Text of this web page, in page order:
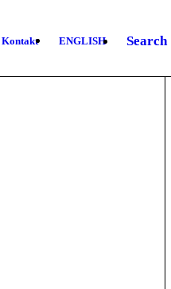
Kontakt ENGLISH Search